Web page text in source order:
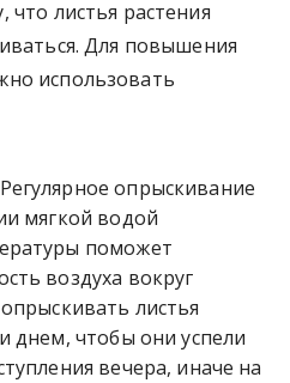
листья растения
Для повышения
использовать
Регулярное опрыскивание
мягкой водой
поможет
воздуха вокруг
листья
днем, чтобы они успели
вечера, иначе на